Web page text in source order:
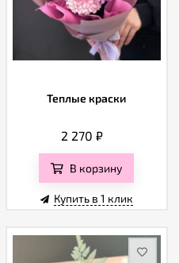
Теплые краски
2 270 ₽
В корзину
Купить в 1 клик